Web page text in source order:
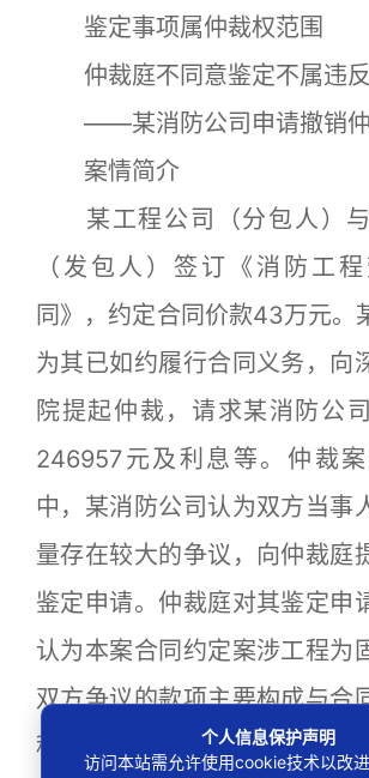
鉴定事项属仲裁权范围
仲裁庭不同意鉴定不属违
——某消防公司申请撤销仲
案情简介
某工程公司（分包人）与
（发包人）签订《消防工
同》，约定合同价款43万元。
为其已如约履行合同义务，向
院提起仲裁，请求某消防公
246957元及利息等。仲裁
中，某消防公司认为双方当事
量存在较大的争议，向仲裁庭
鉴定申请。仲裁庭对其鉴定申
认为本案合同约定案涉工程为
双方争议的款项主要构成与合
程量关联性低，合同内约定的
个人信息保护声明
访问本站需允许使用cookie技术以改进